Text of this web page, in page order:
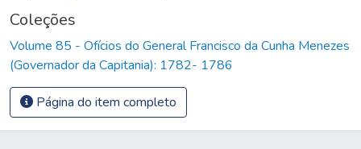
Coleções
Volume 85 - Ofícios do General Francisco da Cunha Menezes
(Governador da Capitania): 1782- 1786
Página do item completo